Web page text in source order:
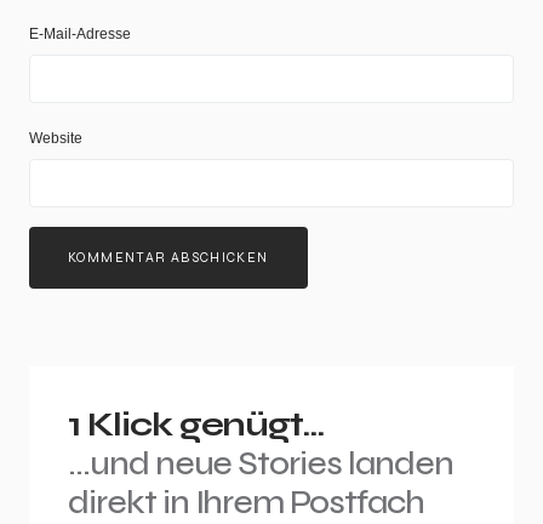
E-Mail-Adresse
Website
1 Klick genügt...
...und neue Stories landen
direkt in Ihrem Postfach